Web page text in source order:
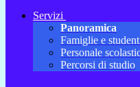
Servizi
Panoramica
Famiglie e
Personale
Percorsi di studio